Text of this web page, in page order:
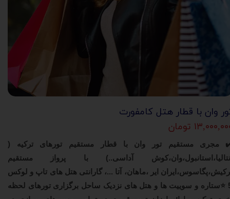
وان با قطار هتل کامفورت
تومان
مجری مستقیم تور وان با قطار مستقیم تورهای ترکیه (
آداسی..) با پرواز مستقیم
ایر ،ماهان، آتا ...، گارانتی هتل های تاپ و لوکس
⭐ستاره و سوییت ها و هتل های نزدیک ساحل برگزاری تورهای لحظه